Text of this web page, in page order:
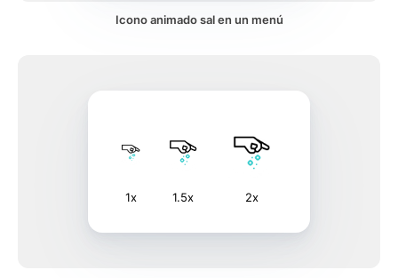
Icono animado sal en un menú
1x 1.5x 2x